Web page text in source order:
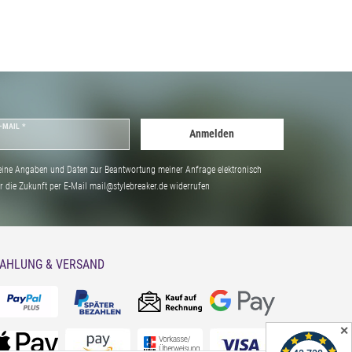
findest du garantiert das passende
MAIL *
Anmelden
Angaben und Daten zur Beantwortung meiner Anfrage elektronisch
Zukunft per E-Mail mail@stylebreaker.de widerrufen
& VERSAND
✕